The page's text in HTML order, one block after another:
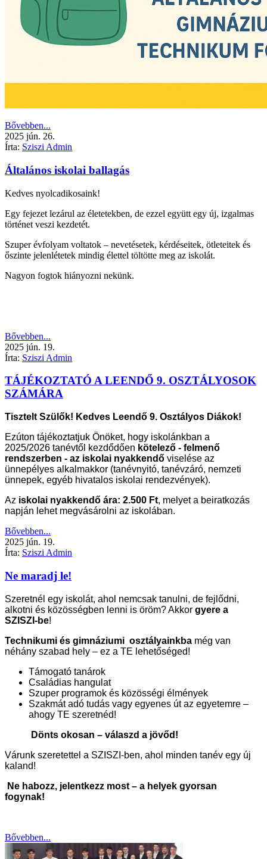
Bővebben...
2025 jún. 26.
Írta: Sziszi Admin
Általános iskolai ballagás
Kedves nyolcadikosaink!
Egy fejezet lezárul az életetekben, de ezzel együtt egy új, izgalmas
történet veszi kezdetét.
Szuper évfolyam voltatok – nevetésetek, kérdéseitek, ötleteitek és
őszinte jelenlétetek mindig élettel töltötte meg az iskolát.
Nagyon fogtok hiányozni nekünk.
Bővebben...
2025 jún. 19.
Írta: Sziszi Admin
TÁJÉKOZTATÓ A LEENDŐ 9. OSZTÁLYOSOK
SZÁMÁRA
Tisztelt Szülők! Kedves Leendő 9. Osztályos Diákok!
Ezúton tájékoztatjuk Önöket, hogy iskolánkban a
2025/2026 tanévtől kezdődően kötelező - felmenő
rendszerben - az iskolai nyakkendő viselése az
ünnepélyes alkalmakkor (tanévnyitó, tanévzáró, nemzeti
ünnepek, egyéb hivatalos iskolai rendezvények).
Az iskolai nyakkendő ára: 2.500 Ft, melyet a beiratkozás
napján lehet megvásárolni az iskolában.
Bővebben...
2025 jún. 19.
Írta: Sziszi Admin
Ne maradj le!
Szeretnél egy iskolát, ahol nemcsak tanulni, de fejlődni,
alkotni és közösségben lenni is öröm? Akkor gyere a
SZISZI-be!
Technikumi és gimnáziumi osztályainkba még van
néhány szabad hely – ez a TE lehetőséged!
Támogató tanárok
Családias hangulat
Szuper programok és közösségi élmények
Szakmát adó tudás vagy egyenes út az egyetemre –
ahogy TE szeretnéd!
Dönts okosan – válaszd a jövőd!
Várunk szeretettel a SZISZI-ben, ahol minden tanév egy új
kaland!
Ne habozz, jelentkezz most – a helyek gyorsan
fogynak!
Bővebben...